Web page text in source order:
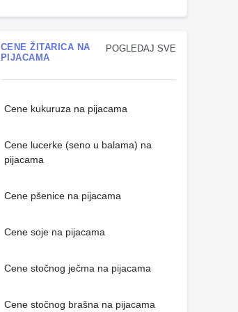
POGLEDAJ SVE
CENE ŽITARICA NA
PIJACAMA
Cene kukuruza na pijacama
Cene lucerke (seno u balama) na
pijacama
Cene pšenice na pijacama
Cene soje na pijacama
Cene stočnog ječma na pijacama
Cene stočnog brašna na pijacama